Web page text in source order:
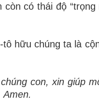
có thái độ “trọng
hữu chúng ta là
con, xin giúp